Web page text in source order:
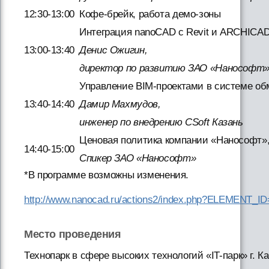
12:30-13:00 Кофе-брейк, работа демо-зоны
13:00-13:40
Интеграция nanoCAD c Revit и
Денис Ожигин,
директор по развитию ЗАО «Нанософт»
13:40-14:40
Управление BIM-проектами в системе
Дамир Махмудов,
инженер по внедрению CSoft Казань
14:40-15:00
Ценовая политика компании
Спикер ЗАО «Нанософт»
*В программе возможны изменения.
http://www.nanocad.ru/actions2/
Место проведения
Технопарк в сфере высоких технологий «IT-парк» г.